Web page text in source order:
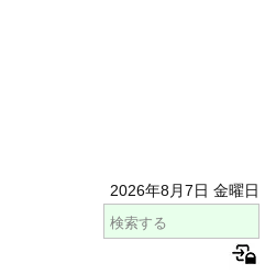
2026年8月7日 金曜日